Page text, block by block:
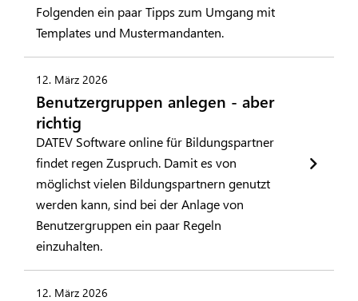
Folgenden ein paar Tipps zum Umgang mit
Templates und Mustermandanten.
12. März 2026
Benutzergruppen anlegen - aber
richtig
DATEV Software online für Bildungspartner
findet regen Zuspruch. Damit es von
möglichst vielen Bildungspartnern genutzt
werden kann, sind bei der Anlage von
Benutzergruppen ein paar Regeln
einzuhalten.
12. März 2026